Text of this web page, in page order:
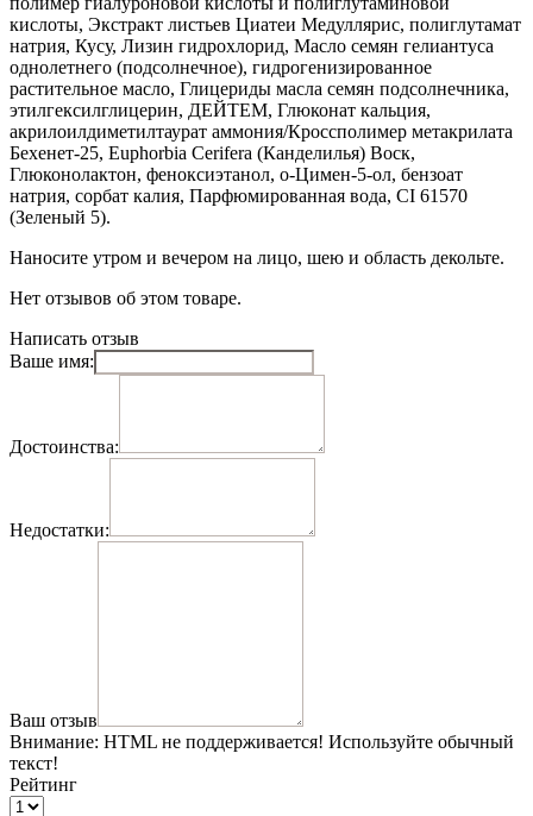
кислоты, Экстракт листьев Циатеи Медуллярис, полиглутамат
натрия, Кусу, Лизин гидрохлорид, Масло семян гелиантуса
однолетнего (подсолнечное), гидрогенизированное
растительное масло, Глицериды масла семян подсолнечника,
этилгексилглицерин, ДЕЙТЕМ, Глюконат кальция,
акрилоилдиметилтаурат аммония/Кроссполимер метакрилата
Бехенет-25, Euphorbia Cerifera (Канделилья) Воск,
Глюконолактон, феноксиэтанол, о-Цимен-5-ол, бензоат
натрия, сорбат калия, Парфюмированная вода, CI 61570
(Зеленый 5).
Наносите утром и вечером на лицо, шею и область декольте.
Нет отзывов об этом товаре.
Написать отзыв
Ваше имя:
Достоинства:
Недостатки:
Ваш отзыв
Внимание: HTML не поддерживается! Используйте обычный
текст!
Рейтинг